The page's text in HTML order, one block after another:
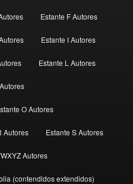
Estante F Autores
Estante I Autores
Estante L Autores
O Autores
Autores Estante S Autores
Autores
(contendidos extendidos)